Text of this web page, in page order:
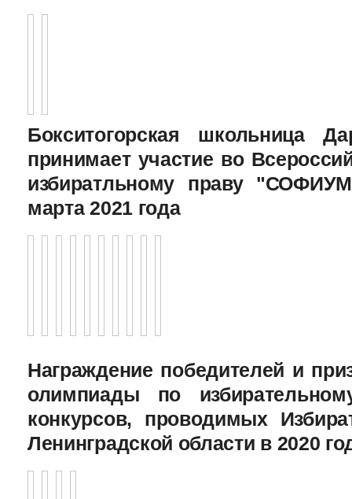
Бокситогорская школьница
принимает участие во
избиратльному праву
марта 2021 года
Награждение победителей и
олимпиады по
конкурсов, проводимых
Ленинградской области в 2020